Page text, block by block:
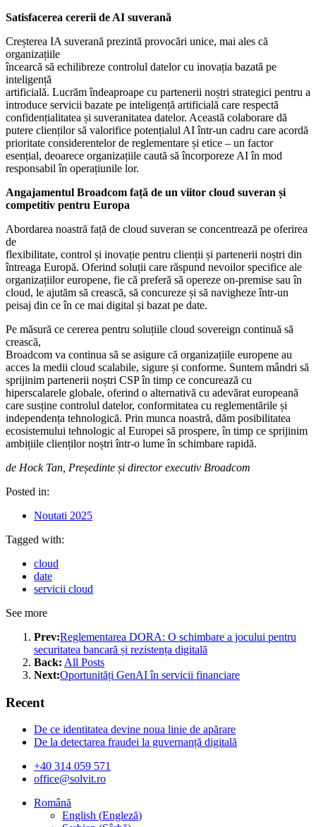
Satisfacerea cererii de AI suverană
Creșterea IA suverană prezintă provocări unice, mai ales că
organizațiile
încearcă să echilibreze controlul datelor cu inovația bazată pe
inteligență
artificială. Lucrăm îndeaproape cu partenerii noștri strategici pentru a
introduce servicii bazate pe inteligență artificială care respectă
confidențialitatea și suveranitatea datelor. Această colaborare dă
putere clienților să valorifice potențialul AI într-un cadru care acordă
prioritate considerentelor de reglementare și etice – un factor
esențial, deoarece organizațiile caută să încorporeze AI în mod
responsabil în operațiunile lor.
Angajamentul Broadcom față de un viitor cloud suveran și
competitiv pentru Europa
Abordarea noastră față de cloud suveran se concentrează pe oferirea
de
flexibilitate, control și inovație pentru clienții și partenerii noștri din
întreaga Europă. Oferind soluții care răspund nevoilor specifice ale
organizațiilor europene, fie că preferă să opereze on-premise sau în
cloud, le ajutăm să crească, să concureze și să navigheze într-un
peisaj din ce în ce mai digital și bazat pe date.
Pe măsură ce cererea pentru soluțiile cloud sovereign continuă să
crească,
Broadcom va continua să se asigure că organizațiile europene au
acces la medii cloud scalabile, sigure și conforme. Suntem mândri să
sprijinim partenerii noștri CSP în timp ce concurează cu
hiperscalarele globale, oferind o alternativă cu adevărat europeană
care susține controlul datelor, conformitatea cu reglementările și
independența tehnologică. Prin munca noastră, dăm posibilitatea
ecosistemului tehnologic al Europei să prospere, în timp ce sprijinim
ambițiile clienților noștri într-o lume în schimbare rapidă.
de Hock Tan, Președinte și director executiv Broadcom
Posted in:
Noutati 2025
Tagged with:
cloud
date
servicii cloud
See more
Prev:Reglementarea DORA: O schimbare a jocului pentru
securitatea bancară și rezistența digitală
Back: All Posts
Next:Oportunități GenAI în servicii financiare
Recent
De ce identitatea devine noua linie de apărare
De la detectarea fraudei la guvernanță digitală
+40 314 059 571
office@solvit.ro
Română
English (Engleză)